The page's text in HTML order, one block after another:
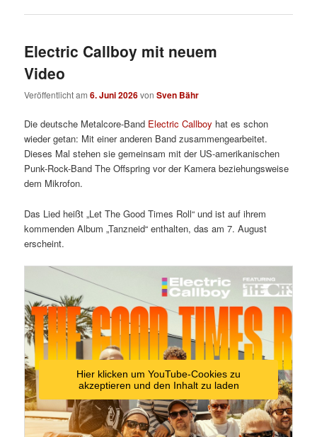
Electric Callboy mit neuem
Video
Veröffentlicht am6. Juni 2026vonSven Bähr
Die deutsche Metalcore-Band Electric Callboy hat es schon
wieder getan: Mit einer anderen Band zusammengearbeitet.
Dieses Mal stehen sie gemeinsam mit der US-amerikanischen
Punk-Rock-Band The Offspring vor der Kamera beziehungsweise
dem Mikrofon.
Das Lied heißt „Let The Good Times Roll“ und ist auf ihrem
kommenden Album „Tanzneid“ enthalten, das am 7. August
erscheint.
Hier klicken um YouTube-Cookies zu
akzeptieren und den Inhalt zu laden